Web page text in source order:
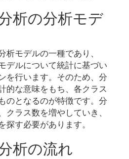
析の分析モデ
モデルの一種であり、
デルについて統計に基づい
を行います。そのため、分
的な意味をもち、各クラス
のとなるのが特徴です。分
ラス数を増やしていき、
す必要があります。
析の流れ